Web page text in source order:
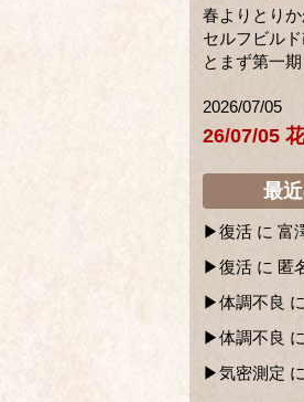
春よりとり
セルフビル
とまず第一
2026/07/05
26/07/05
最
復活 に 富
復活 に 匿
体調不良 に
体調不良 に
気密測定 に